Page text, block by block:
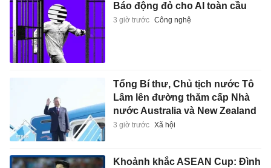
Báo động đỏ cho AI toàn cầu
3 giờ trước Công nghệ
Tổng Bí thư, Chủ tịch nước Tô
Lâm lên đường thăm cấp Nhà
nước Australia và New Zealand
3 giờ trước Xã hội
Khoảnh khắc ASEAN Cup: Đình